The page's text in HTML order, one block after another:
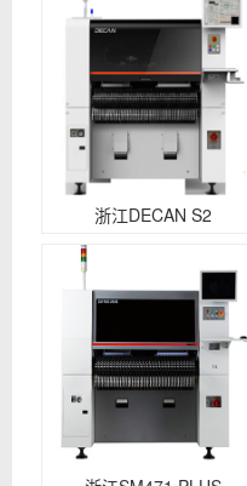
浙江DECAN S2